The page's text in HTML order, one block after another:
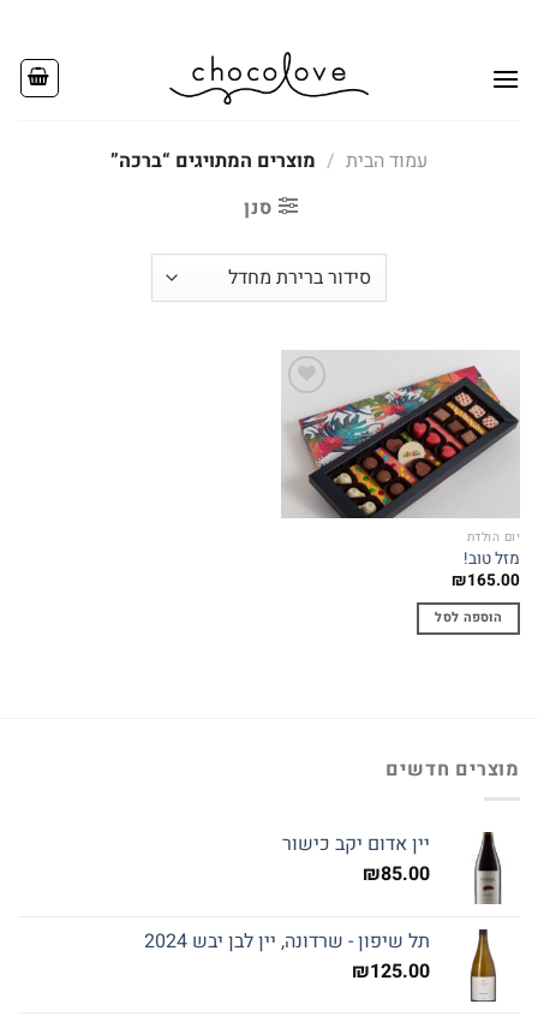
content
עמוד הבית / מוצרים המתויגים “ברכה”
סנן
Add to
wishlist
יום הולדת
מזל טוב!
₪165.00
הוספה לסל
מוצרים חדשים
יין אדום יקב כישור
₪85.00
תל שיפון - שרדונה, יין לבן יבש 2024
₪125.00